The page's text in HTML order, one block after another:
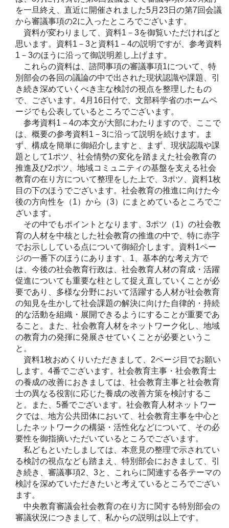
を一旦終え、直近に開催されました5月23日の第7回会議
から審議事項の2に入ったところでございます。
資料が変わりまして、資料1－3を御覧いただければと
思います。資料1－3と資料1－4の説明ですが、参考資料
1－3のほうに沿って御説明差し上げます。
これらの資料は、諮問事項の審議事項1について、特
別部会の各回の議論の中で出された現状認識や課題、引
き続き深めていくべき主な検討の視点を整理したもの
で、ございます。4月16日付で、文部科学省のホームペ
ージでも公表しているところでございます。
参考資料1－4の本文が大部にわたりますので、ここで
は、概要の参考資料1－3に沿って説明を続けます。ま
ず、構成を簡単に御紹介しますと、まず、現状認識や課
題として1ポツ、社会情勢の変化を踏まえた社会教育の
推進及び2ポツ、地域コミュニティの基盤を支える社会
教育の在り方について整理をした上で、3ポツ、資料1枚
目の下のほうでございます。社会教育の推進に向けた今
後の方向性を（1）から（3）にまとめているところでご
ざいます。
その中でもポイントとなります、3ポツ（1）の社会教
育の人材を中核とした社会教育の推進の中で、特に赤字
でお示ししている点について御紹介します。資料1ペー
ジの一番下のほうにあります、1、基本的な考え方で
は、今後の社会教育行政は、社会教育人材の育成・活躍
促進についても重要な柱として捉え直していくことが必
要であり、多様な分野において活躍する人材が社会教育
の知見を生かして社会課題の解決に向けた自律的・持続
的な活動を組織・展開できるようにすることが重要であ
ること。また、社会教育人材をネットワーク化し、地域
の教育力の発揮に発展させていくことが必要というこ
と。
資料1枚おめくりいただきまして、2ページ目でお願い
します。4番でございます。社会教育主事・社会教育士
の養成の改善におきましては、社会教育主事と社会教育
士の異なる役割に応じた養成の改善方策を検討するこ
と。また、5番でございます。社会教育人材ネットワー
クでは、地方公共団体において、社会教育主事を中心と
したネットワークの構築・活性化などについて、その必
要性を御指摘いただいているところでございます。
私どもといたしましては、本意見の整理で示されてい
る検討の視点なども踏まえ、特別部会におきまして、引
き続き、審議事項2、3と、これらに関連する各テーマの
検討を深めていただきたいと考えているところでござい
ます。
中央教育審議会社会教育の在り方に関する特別部会の
審議状況につきまして、私からの説明は以上です。